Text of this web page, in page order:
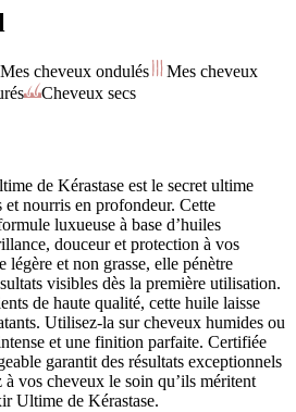
Mes cheveux ondulés
Mes cheveux
Cheveux secs
de Kérastase est le secret ultime
nourris en profondeur. Cette
luxueuse à base d’huiles
douceur et protection à vos
légère et non grasse, elle pénètre
visibles dès la première utilisation.
de haute qualité, cette huile laisse
Utilisez-la sur cheveux humides ou
et une finition parfaite. Certifiée
garantit des résultats exceptionnels
vos cheveux le soin qu’ils méritent
Ultime de Kérastase.